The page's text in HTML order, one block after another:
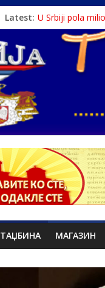
Latest: U Srbiji pola
Како је
Čije je pravo na
Srbin zaspao na
Politika i seks
МАГАЗИН